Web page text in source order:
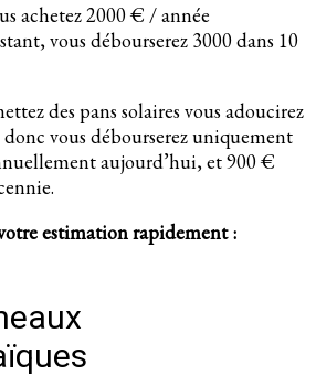
achetez 2000 € / année
vous débourserez 3000 dans 10
des pans solaires vous adoucirez
vous débourserez uniquement
aujourd’hui, et 900 €
estimation rapidement :